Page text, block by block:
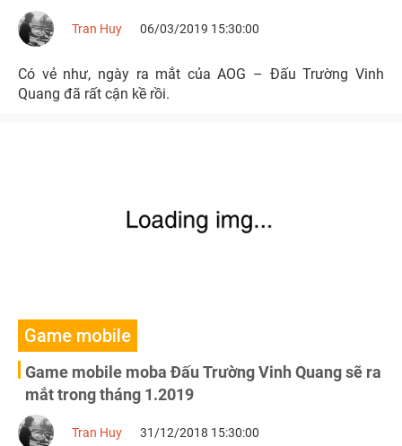
Tran Huy 06/03/2019 15:30:00
Có vẻ như, ngày ra mắt của AOG – Đấu Trường Vinh
Quang đã rất cận kề rồi.
Game mobile
Game mobile moba Đấu Trường Vinh Quang sẽ ra
mắt trong tháng 1.2019
Tran Huy 31/12/2018 15:30:00